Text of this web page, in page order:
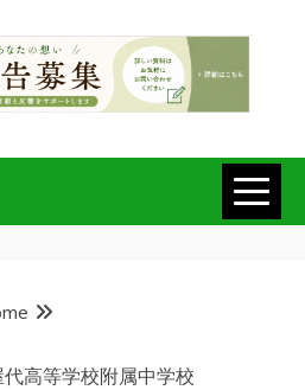
高等学校附属中学校